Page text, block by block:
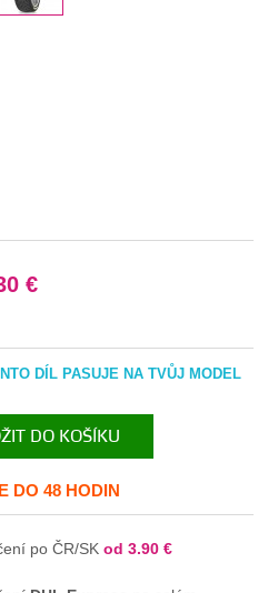
€
DÍL PASUJE NA TVŮJ MODEL
DO KOŠÍKU
V KOŠÍKU
DO 48 HODIN
po ČR/SKod 3.90 €